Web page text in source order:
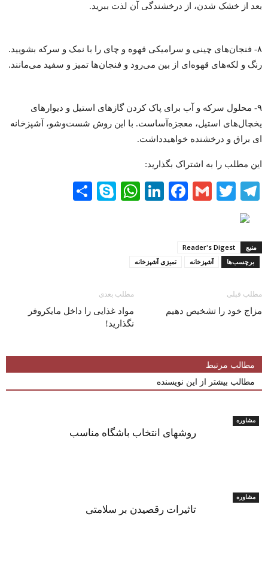
بعد از خشک شدن، از درخشندگی آن لذت ببرید.
۸- فنجان‌های چینی و سرامیکی قهوه و چای را با نمک و سرکه بشویید.
رنگ و لکه‌های قهوه‌ای از بین می‌رود و فنجان‌ها تمیز و سفید می‌مانند.
۹- محلول سرکه و آب برای پاک کردن گازهای استیل و دیوارهای
یخچال‌های استیل، معجزه‌آساست. با این روش شست‌وشو، آشپزخانه
ای براق و درخشنده خواهیدداشت.
این مطلب را به اشتراک بگذارید:
Telegram
Twitter
Gmail
Facebook
LinkedIn
WhatsApp
Skype
منبع Reader's Digest
برچسب‌ها آشپزخانه تمیزی آشپزخانه
مطلب قبلی
مزاج خود را تشخیص دهیم
مطلب بعدی
مواد غذایی را داخل مایکروفر
نگذارید!
مطالب مرتبط
مطالب بیشتر از این نویسنده
مشاوره
روشهای انتخاب باشگاه مناسب
مشاوره
تاثیرات رقصیدن بر سلامتی